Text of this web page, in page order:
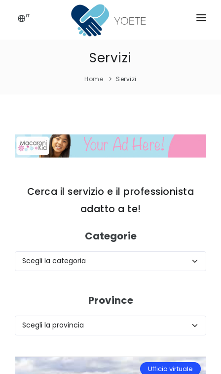
IT
CONTATTI
BLOG
Servizi
Home Servizi
Cerca il servizio e il professionista
adatto a te!
Categorie
Province
Ufficio virtuale